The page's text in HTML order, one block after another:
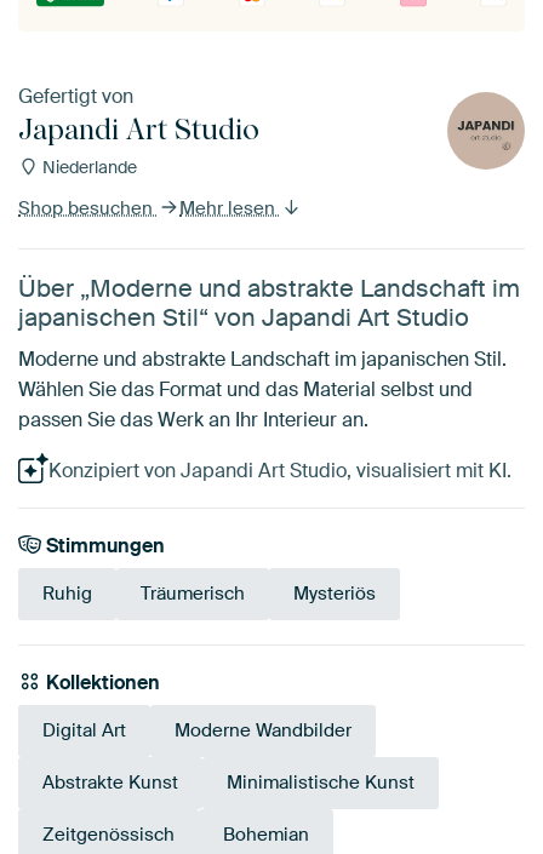
Gefertigt von
Japandi Art Studio
Niederlande
Shop besuchen Mehr lesen
Über „Moderne und abstrakte Landschaft im
japanischen Stil“ von Japandi Art Studio
Moderne und abstrakte Landschaft im japanischen Stil.
Wählen Sie das Format und das Material selbst und
passen Sie das Werk an Ihr Interieur an.
Konzipiert von Japandi Art Studio, visualisiert mit KI.
Stimmungen
Ruhig Träumerisch Mysteriös
Kollektionen
Digital Art Moderne Wandbilder
Abstrakte Kunst Minimalistische Kunst
Zeitgenössisch Bohemian